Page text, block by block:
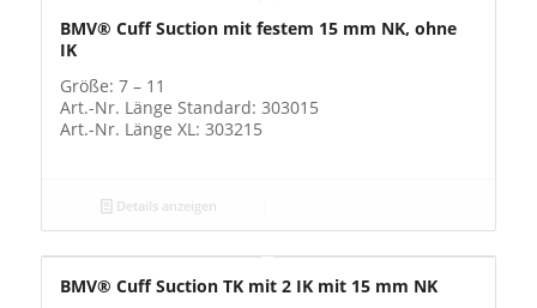
BMV® Cuff Suction mit festem 15 mm NK, ohne
IK
Größe: 7 – 11
Art.-Nr. Länge Standard: 303015
Art.-Nr. Länge XL: 303215
Details anzeigen
BMV® Cuff Suction TK mit 2 IK mit 15 mm NK